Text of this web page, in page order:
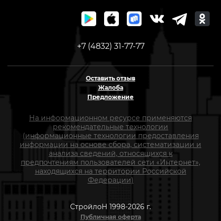
+7 (4832) 31-77-77
Оставить отзыв
Жалоба
Предложение
На информационном ресурсе применяются
рекомендательные технологии
(информационные технологии предоставления
информации на основе сбора, систематизации и
анализа сведений, относящихся к
предпочтениям пользователей сети «Интернет»,
находящихся на территории Российской
Федерации)
СтройлоН 1998-2026 г.
Публичная оферта